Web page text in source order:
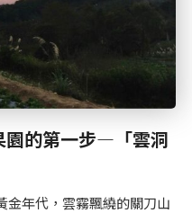
園的第一步—「雲洞
金年代，雲霧飄繞的關刀山